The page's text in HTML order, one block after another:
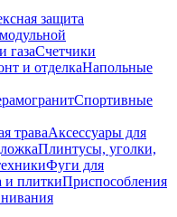
защита
газаСчетчики
и отделкаНапольные
Спортивные
траваАксессуары для
Плинтусы, уголки,
Фуги для
и плиткиПриспособления